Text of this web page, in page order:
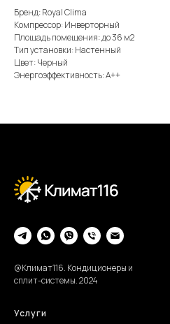
Бренд: Royal Clima
Компрессор: Инверторный
Площадь помещения: до 36 м2
Тип установки: Настенный
Цвет: Черный
Энергоэффективность: А++
@Климат116. Кондиционеры и
сплит-системы. 2024
Услуги